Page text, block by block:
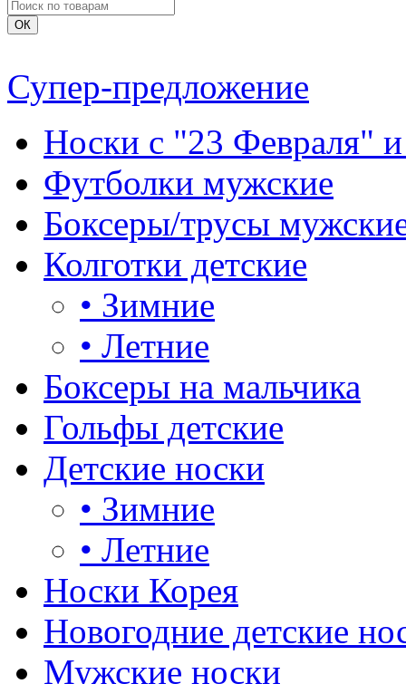
Супер-предложение
Носки с "23 Февраля"
Футболки мужские
Боксеры/трусы
Колготки детские
• Зимние
• Летние
Боксеры на мальчика
Гольфы детские
Детские носки
• Зимние
• Летние
Носки Корея
Новогодние детские
Мужские носки